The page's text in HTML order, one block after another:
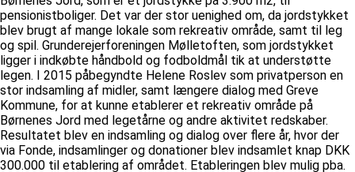
pensionistboliger. Det var der stor uenighed om, da jordstykket
blev brugt af mange lokale som rekreativ område, samt til leg
og spil. Grunderejerforeningen Mølletoften, som jordstykket
ligger i indkøbte håndbold og fodboldmål tik at understøtte
legen. I 2015 påbegyndte Helene Roslev som privatperson en
stor indsamling af midler, samt længere dialog med Greve
Kommune, for at kunne etablerer et rekreativ område på
Børnenes Jord med legetårne og andre aktivitet redskaber.
Resultatet blev en indsamling og dialog over flere år, hvor der
via Fonde, indsamlinger og donationer blev indsamlet knap DKK
300.000 til etablering af området. Etableringen blev mulig pba.